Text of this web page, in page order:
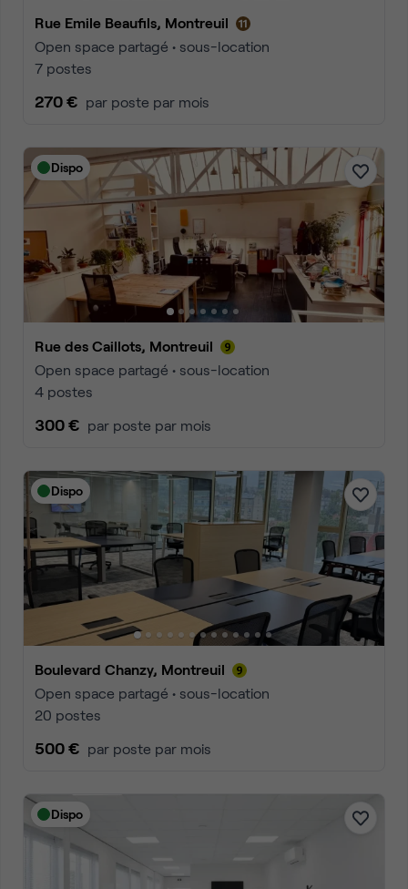
Rue Emile Beaufils, Montreuil
Open space partagé • sous-location
7 postes
270 € par poste par mois
Dispo
Rue des Caillots, Montreuil
Open space partagé • sous-location
4 postes
300 € par poste par mois
Dispo
Boulevard Chanzy, Montreuil
Open space partagé • sous-location
20 postes
500 € par poste par mois
Dispo